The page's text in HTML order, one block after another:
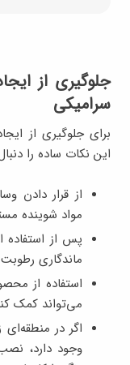
جلوگیری از
سرامیکی
برای جلوگیری از
این نکات ساده را
از قرار دادن
مواد شوینده
پس از
ماندگاری
استفاده از
می‌تواند کمک
اگر در
وجود دارد،